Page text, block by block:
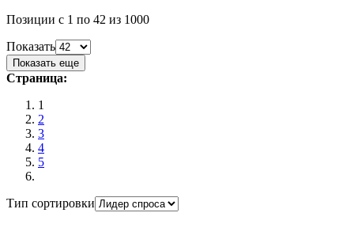
Позиции с 1 по 42 из 1000
Показать
Показать еще
Страница:
1
2
3
4
5
Тип сортировки